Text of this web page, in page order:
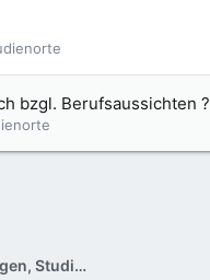
bzgl. Berufsaussichten ?
Pflegestudium: Voraussetzungen, Studieninhalte, Studienorte